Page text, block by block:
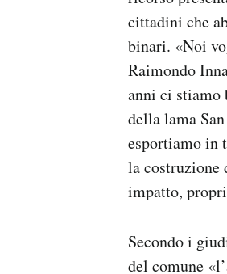
cittadini che
binari. «Noi
Raimondo
anni ci stiamo
della lama
esportiamo in
la costruzione
impatto,
Secondo i
del comune